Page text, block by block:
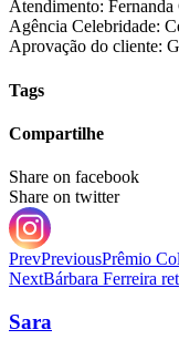
Atendimento: Fernanda
Agência Celebridade:
Aprovação do cliente:
Tags
Compartilhe
Share on facebook
Share on twitter
PrevPreviousPrêmio
NextBárbara Ferreira
Sara